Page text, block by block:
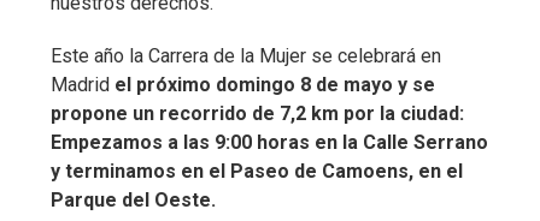
Este año la Carrera de la Mujer se celebrará en
Madrid el próximo domingo 8 de mayo y se
propone un recorrido de 7,2 km por la ciudad:
Empezamos a las 9:00 horas en la Calle Serrano
y terminamos en el Paseo de Camoens, en el
Parque del Oeste.